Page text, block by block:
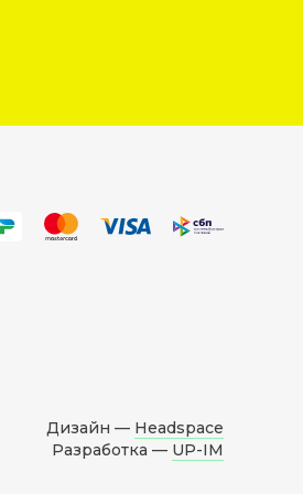
Дизайн — Headspace
Разработка — UP-IM